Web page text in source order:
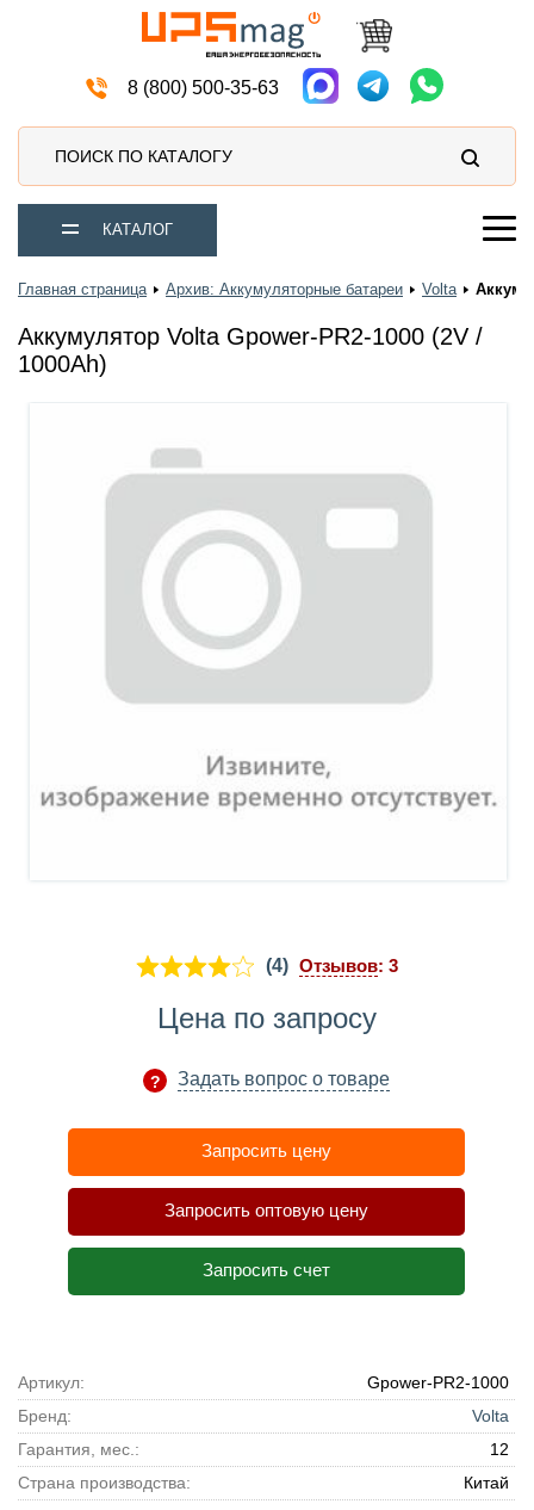
8 (800) 500-35-63
ПОИСК ПО КАТАЛОГУ
КАТАЛОГ
Главная страница Архив: Аккумуляторные батареи Volta
Аккумулятор Volta Gpower-PR2-1000 (2V /
1000Ah)
(4) Отзывов: 3
Цена по запросу
Задать вопрос о товаре
Запросить цену
Запросить оптовую цену
Запросить счет
Артикул:
Gpower-PR2-1000
Бренд:
Volta
Гарантия, мес.:
12
Страна производства:
Китай
Источники бесперебойного питания